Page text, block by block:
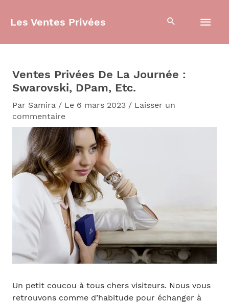
Les Ventes Privées
Ventes Privées De La Journée :
Swarovski, DPam, Etc.
Par Samira / Le 6 mars 2023 / Laisser un
commentaire
Un petit coucou à tous chers visiteurs. Nous vous
retrouvons comme d’habitude pour échanger à